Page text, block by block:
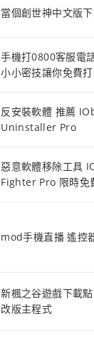
當個創世神中文版
手機打0800客服電
小小密技讓你免費
反安裝軟體 推薦
Uninstaller Pro
惡意軟體移除工具
Fighter Pro 限時免
mod手機直播 遙控
新楓之谷遊戲下載
改版主程式